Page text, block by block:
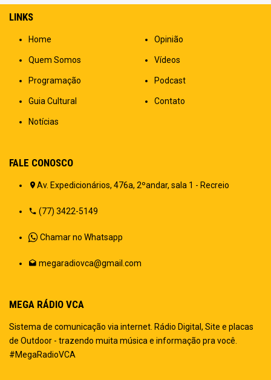
LINKS
Home
Quem Somos
Programação
Guia Cultural
Notícias
Opinião
Vídeos
Podcast
Contato
FALE CONOSCO
Av. Expedicionários, 476a, 2ºandar, sala 1 - Recreio
(77) 3422-5149
Chamar no Whatsapp
megaradiovca@gmail.com
MEGA RÁDIO VCA
Sistema de comunicação via internet. Rádio Digital, Site e placas
de Outdoor - trazendo muita música e informação pra você.
#MegaRadioVCA